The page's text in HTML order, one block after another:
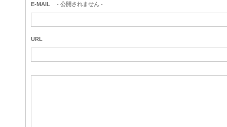
E-MAIL - 公開されません -
URL